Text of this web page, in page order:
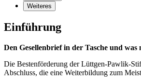
Weiteres
Einführung
Den Gesellenbrief in der Tasche und was
Die Bestenförderung der Lüttgen-Pawlik-
Abschluss, die eine Weiterbildung zum